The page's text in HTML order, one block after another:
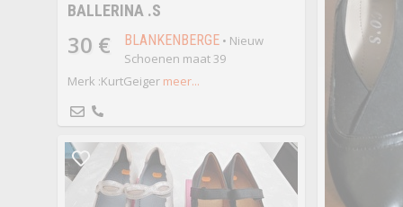
BALLERINA .S
30 € BLANKENBERGE• Nieuw
Schoenen maat 39
Merk :KurtGeiger meer...